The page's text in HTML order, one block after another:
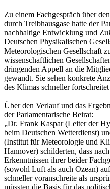
Zu einem Fachgespräch über
durch Treibhausgase hatte der
nachhaltige Entwicklung und
Deutschen Physikalischen
Meteorologischen Gesellschaft
wissenschaftlichen
dringenden Appell an die
gewandt. Sie sehen konkrete
des Klimas schneller
Über den Verlauf und das
der Parlamentarische Beirat:
„Dr. Frank Kaspar (Leiter der
beim Deutschen Wetterdienst)
(Institut für Meteorologie und
Hannover) schilderten, dass
Erkenntnissen ihrer beider
(sowohl Luft als auch Ozean)
schneller voranschreite als
müssten die Basis für das